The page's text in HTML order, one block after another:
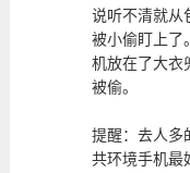
说听不清就从
被小偷盯上了
机放在了大衣
被偷。
提醒：去人多
共环境手机最